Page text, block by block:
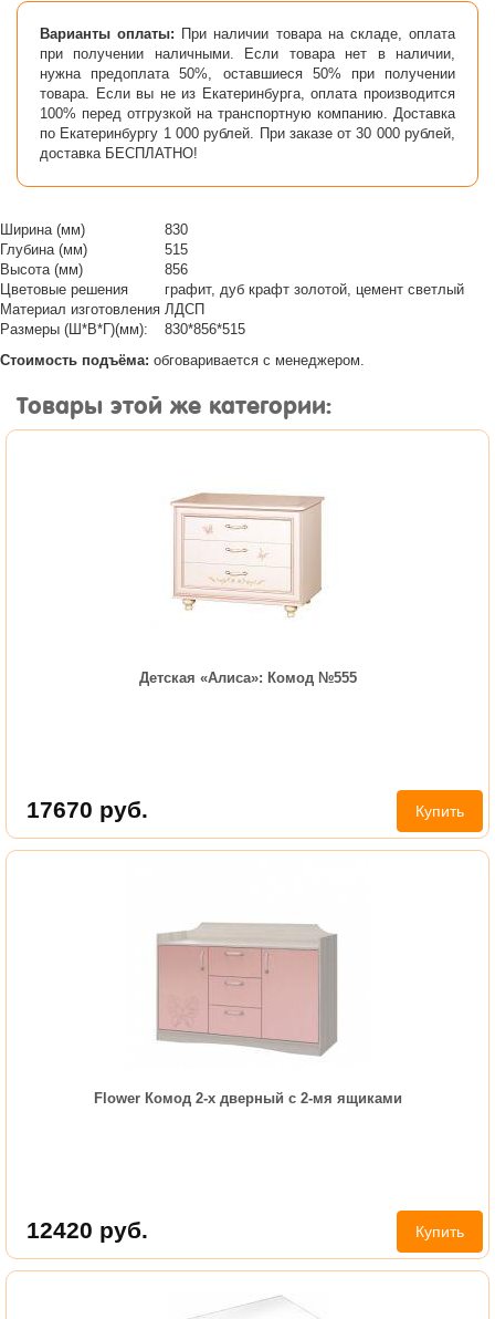
Варианты оплаты: При наличии товара на складе, оплата
при получении наличными. Если товара нет в наличии,
нужна предоплата 50%, оставшиеся 50% при получении
товара. Если вы не из Екатеринбурга, оплата производится
100% перед отгрузкой на транспортную компанию. Доставка
по Екатеринбургу 1 000 рублей. При заказе от 30 000 рублей,
доставка БЕСПЛАТНО!
Ширина (мм)
830
Глубина (мм)
515
Высота (мм)
856
Цветовые решения
графит, дуб крафт золотой, цемент светлый
Материал изготовления ЛДСП
Размеры (Ш*В*Г)(мм):
830*856*515
Стоимость подъёма: обговаривается с менеджером.
Товары этой же категории:
Детская «Алиса»: Комод №555
17670 руб. Купить
Flower Комод 2-х дверный с 2-мя ящиками
12420 руб. Купить